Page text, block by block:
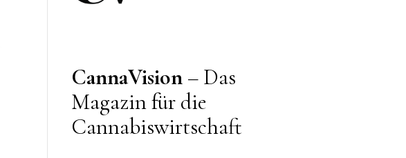
CannaVision – Das
Magazin für die
Cannabiswirtschaft